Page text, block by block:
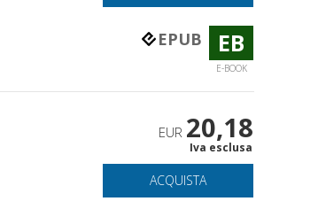
EPUB EB
E-BOOK
EUR 20,18
Iva esclusa
ACQUISTA